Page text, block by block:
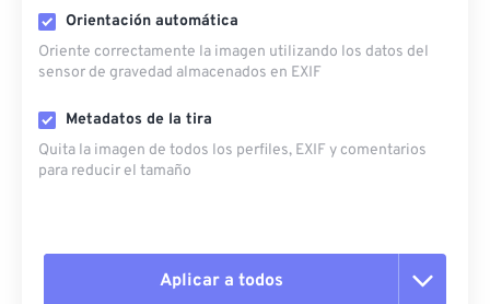
Orientación automática
Oriente correctamente la imagen utilizando los datos del
sensor de gravedad almacenados en EXIF
Metadatos de la tira
Quita la imagen de todos los perfiles, EXIF ​​y comentarios
para reducir el tamaño
Aplicar a todos